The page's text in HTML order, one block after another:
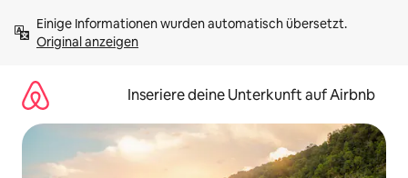
Inhalten
springenOriginal anzeigen
Inseriere deine Unterkunft auf Airbnb